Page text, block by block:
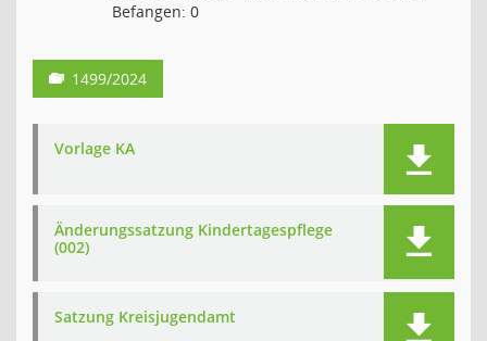
Befangen: 0
1499/2024
Vorlage KA
Änderungssatzung Kindertagespflege
(002)
Satzung Kreisjugendamt